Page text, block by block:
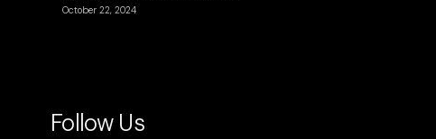
October 22, 2024
Follow Us